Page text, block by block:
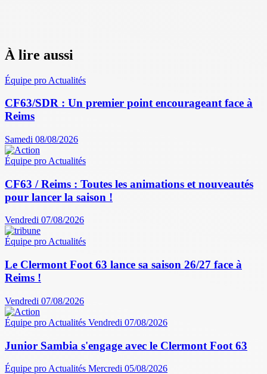
À lire aussi
Équipe pro Actualités
CF63/SDR : Un premier point encourageant face à
Reims
Samedi 08/08/2026
Équipe pro Actualités
CF63 / Reims : Toutes les animations et nouveautés
pour lancer la saison !
Vendredi 07/08/2026
Équipe proActualités
Le Clermont Foot 63 lance sa saison 26/27 face à
Reims !
Vendredi 07/08/2026
Équipe pro Actualités Vendredi 07/08/2026
Junior Sambia s'engage avec le Clermont Foot 63
Équipe pro Actualités Mercredi 05/08/2026